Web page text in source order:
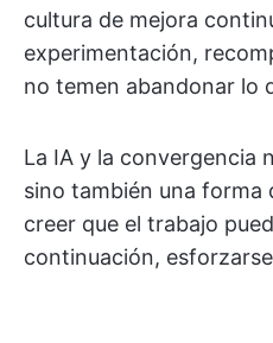
cultura de mejora
experimentación,
no temen abandonar lo
La IA y la convergencia
sino también una forma
creer que el trabajo
continuación,